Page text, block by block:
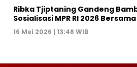
Ribka Tjiptaning Gandeng
Sosialisasi MPR RI 2026
16 Mei 2026 | 13:48 WIB